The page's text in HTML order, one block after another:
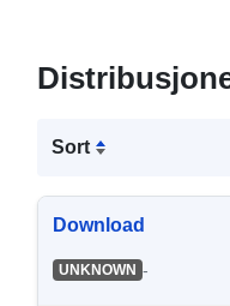
Sort
Download
UNKNOWN -